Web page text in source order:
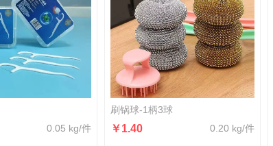
0.05 kg/件
刷锅球-1柄3球
￥1.40 0.20 kg/件